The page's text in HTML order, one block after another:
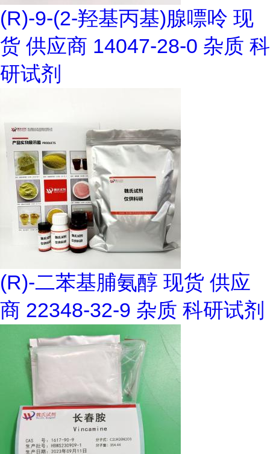
(R)-9-(2-羟基丙基)腺嘌呤 现
货 供应商 14047-28-0 杂质 科
研试剂
(R)-二苯基脯氨醇 现货 供应
商 22348-32-9 杂质 科研试剂